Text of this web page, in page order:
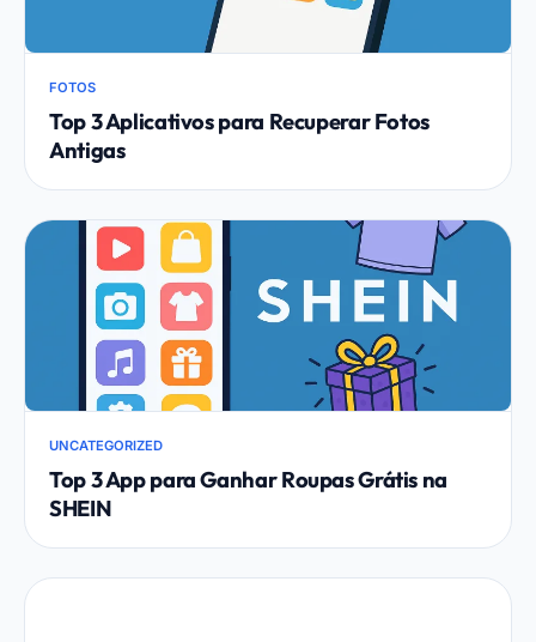
FOTOS
Top 3 Aplicativos para Recuperar Fotos
Antigas
UNCATEGORIZED
Top 3 App para Ganhar Roupas Grátis na
SHEIN